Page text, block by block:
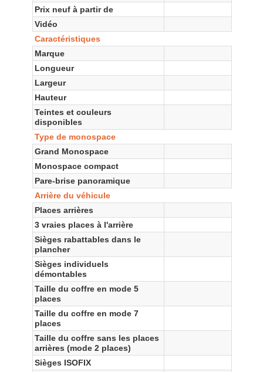
Prix neuf à partir de
Vidéo
Caractéristiques
Marque
Longueur
Largeur
Hauteur
Teintes et couleurs
disponibles
Type de monospace
Grand Monospace
Monospace compact
Pare-brise panoramique
Arrière du véhicule
Places arrières
3 vraies places à l'arrière
Sièges rabattables dans le
plancher
Sièges individuels
démontables
Taille du coffre en mode 5
places
Taille du coffre en mode 7
places
Taille du coffre sans les places
arrières (mode 2 places)
Sièges ISOFIX